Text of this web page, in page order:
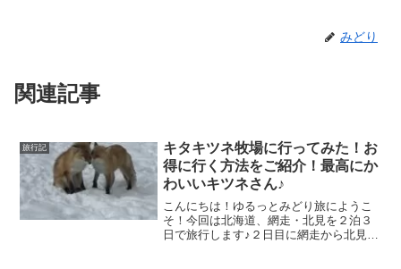
みどり
関連記事
旅行記
キタキツネ牧場に行ってみた！お
得に行く方法をご紹介！最高にか
わいいキツネさん♪
こんにちは！ゆるっとみどり旅にようこ
そ！今回は北海道、網走・北見を２泊３
日で旅行します♪２日目に網走から北見に